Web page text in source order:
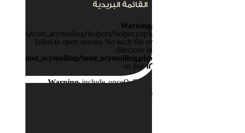
القائمة البريدية
Warning:
com_acymailing/helpers/helper.php):
failed to open stream: No such file or
directory in
mod_acymailing/mod_acymailing.php
on line12
Warning: include_once(): Failed
opening
com_acymailing/helpers/helper.php'